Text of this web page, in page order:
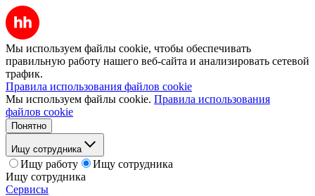
Мы используем файлы cookie, чтобы обеспечивать
правильную работу нашего веб-сайта и анализировать сетевой
трафик.
Правила использования файлов cookie
Мы используем файлы cookie. Правила использования
файлов cookie
Понятно
Ищу сотрудника
Ищу работу
Ищу сотрудника
Ищу сотрудника
Сервисы